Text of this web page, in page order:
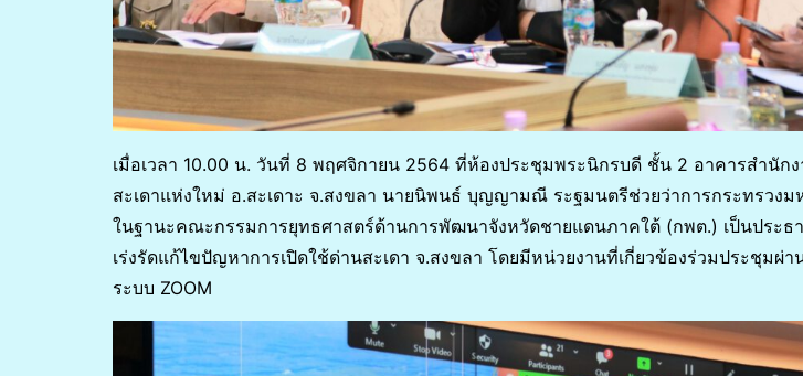
เมื่อเวลา 10.00 น. วันที่ 8 พฤศจิกายน 2564 ที่ห้องประชุมพระนิกรบดี ชั้น 2 อาคารสำนัก
สะเดาแห่งใหม่ อ.สะเดาะ จ.สงขลา นายนิพนธ์ บุญญามณี ระฐมนตรีช่วยว่าการกระทรวงม
ในฐานะคณะกรรมการยุทธศาสตร์ด้านการพัฒนาจังหวัดชายแดนภาคใต้ (กพต.) เป็นประธ
เร่งรัดแก้ไขปัญหาการเปิดใช้ด่านสะเดา จ.สงขลา โดยมีหน่วยงานที่เกี่ยวข้องร่วมประชุมผ่
ระบบ ZOOM